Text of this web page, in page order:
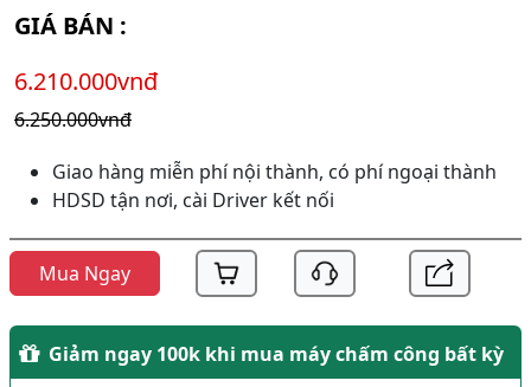
GIÁ BÁN :
6.210.000vnđ
6.250.000vnđ
Giao hàng miễn phí nội thành, có phí ngoại thành
HDSD tận nơi, cài Driver kết nối
Mua Ngay
Giảm ngay 100k khi mua máy chấm công bất kỳ